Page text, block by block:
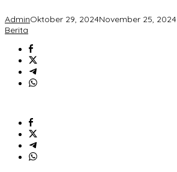
AdminOktober 29, 2024November 25, 2024
Berita